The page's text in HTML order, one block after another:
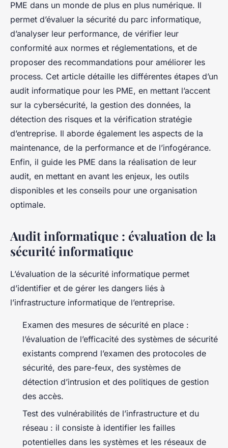
PME : optimisation des
processus et sécurité
Eva•30 mars 2024•5 min de lecture
PME dans un monde de plus en plus numérique. Il
permet d’évaluer la sécurité du parc informatique,
d’analyser leur performance, de vérifier leur
conformité aux normes et réglementations, et de
proposer des recommandations pour améliorer les
process. Cet article détaille les différentes étapes d’un
audit informatique pour les PME, en mettant l’accent
sur la cybersécurité, la gestion des données, la
détection des risques et la vérification stratégie
d’entreprise. Il aborde également les aspects de la
maintenance, de la performance et de l’infogérance.
Enfin, il guide les PME dans la réalisation de leur
audit, en mettant en avant les enjeux, les outils
disponibles et les conseils pour une organisation
optimale.
Audit informatique : évaluation de la
sécurité informatique
L’évaluation de la sécurité informatique permet
d’identifier et de gérer les dangers liés à
l’infrastructure informatique de l’entreprise.
Examen des mesures de sécurité en place :
l’évaluation de l’efficacité des systèmes de sécurité
existants comprend l’examen des protocoles de
sécurité, des pare-feux, des systèmes de
détection d’intrusion et des politiques de gestion
des accès.
Test des vulnérabilités de l’infrastructure et du
réseau : il consiste à identifier les failles
potentielles dans les systèmes et les réseaux de